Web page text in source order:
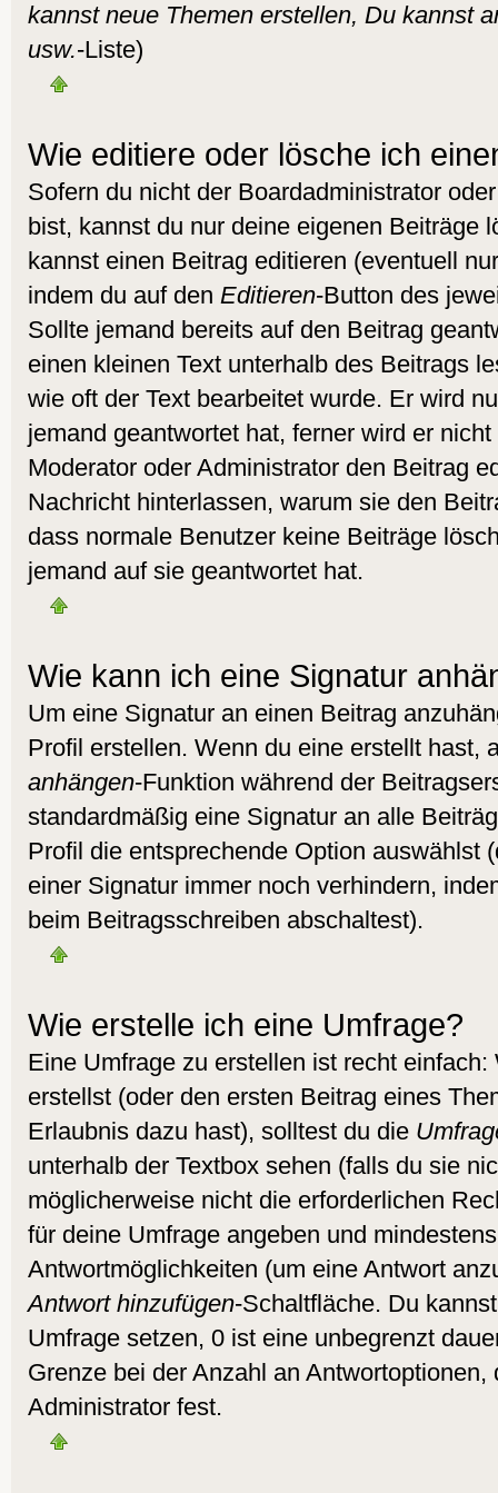
kannst neue Themen erstellen, Du kannst
usw.-Liste)
Wie editiere oder lösche ich
Sofern du nicht der Boardadministrator
bist, kannst du nur deine eigenen Beiträge
kannst einen Beitrag editieren (eventuell
indem du auf den Editieren-Button des
Sollte jemand bereits auf den Beitrag
einen kleinen Text unterhalb des Beitrags
wie oft der Text bearbeitet wurde. Er wird
jemand geantwortet hat, ferner wird er
Moderator oder Administrator den Beitrag
Nachricht hinterlassen, warum sie den
dass normale Benutzer keine Beiträge
jemand auf sie geantwortet hat.
Wie kann ich eine Signatur
Um eine Signatur an einen Beitrag
Profil erstellen. Wenn du eine erstellt hast,
anhängen-Funktion während der
standardmäßig eine Signatur an alle
Profil die entsprechende Option auswählst
einer Signatur immer noch verhindern,
beim Beitragsschreiben abschaltest).
Wie erstelle ich eine Umfrage?
Eine Umfrage zu erstellen ist recht
erstellst (oder den ersten Beitrag eines
Erlaubnis dazu hast), solltest du die
unterhalb der Textbox sehen (falls du sie
möglicherweise nicht die erforderlichen
für deine Umfrage angeben und
Antwortmöglichkeiten (um eine Antwort
Antwort hinzufügen-Schaltfläche. Du
Umfrage setzen, 0 ist eine unbegrenzt
Grenze bei der Anzahl an Antwortoptionen,
Administrator fest.